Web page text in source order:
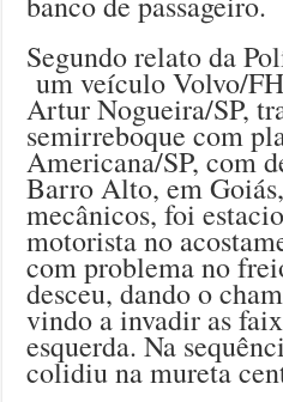
Segundo relato da
um veículo Volvo/
Artur Nogueira/SP,
semirreboque com
Americana/SP, com
Barro Alto, em
mecânicos, foi
motorista no
com problema no
desceu, dando o
vindo a invadir as
esquerda. Na
colidiu na mureta